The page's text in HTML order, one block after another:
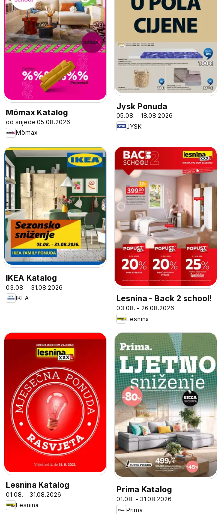
Mömax Katalog
od srijede 05.08.2026
Mömax
Jysk Ponuda
05.08. - 18.08.2026
JYSK
IKEA Katalog
03.08. - 31.08.2026
IKEA
Lesnina - Back 2 school!
03.08. - 26.08.2026
Lesnina
Lesnina Katalog
01.08. - 31.08.2026
Lesnina
Prima Katalog
01.08. - 31.08.2026
Prima